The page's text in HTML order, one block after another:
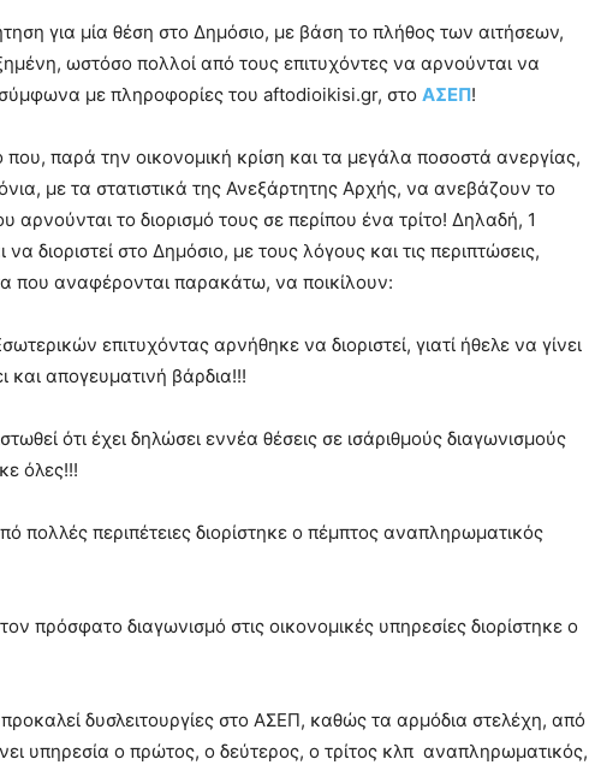
για μία θέση στο Δημόσιο, με βάση το πλήθος των αιτήσεων,
ωστόσο πολλοί από τους επιτυχόντες να αρνούνται να
σύμφωνα με πληροφορίες του aftodioikisi.gr, στο ΑΣΕΠ!
που, παρά την οικονομική κρίση και τα μεγάλα ποσοστά ανεργίας,
με τα στατιστικά της Ανεξάρτητης Αρχής, να ανεβάζουν το
αρνούνται το διορισμό τους σε περίπου ένα τρίτο! Δηλαδή, 1
διοριστεί στο Δημόσιο, με τους λόγους και τις περιπτώσεις,
που αναφέρονται παρακάτω, να ποικίλουν:
επιτυχόντας αρνήθηκε να διοριστεί, γιατί ήθελε να γίνει
και απογευματινή βάρδια!!!
ότι έχει δηλώσει εννέα θέσεις σε ισάριθμούς διαγωνισμούς
όλες!!!
πολλές περιπέτειες διορίστηκε ο πέμπτος αναπληρωματικός
πρόσφατο διαγωνισμό στις οικονομικές υπηρεσίες διορίστηκε ο
δυσλειτουργίες στο ΑΣΕΠ, καθώς τα αρμόδια στελέχη, από
υπηρεσία ο πρώτος, ο δεύτερος, ο τρίτος κλπ αναπληρωματικός,